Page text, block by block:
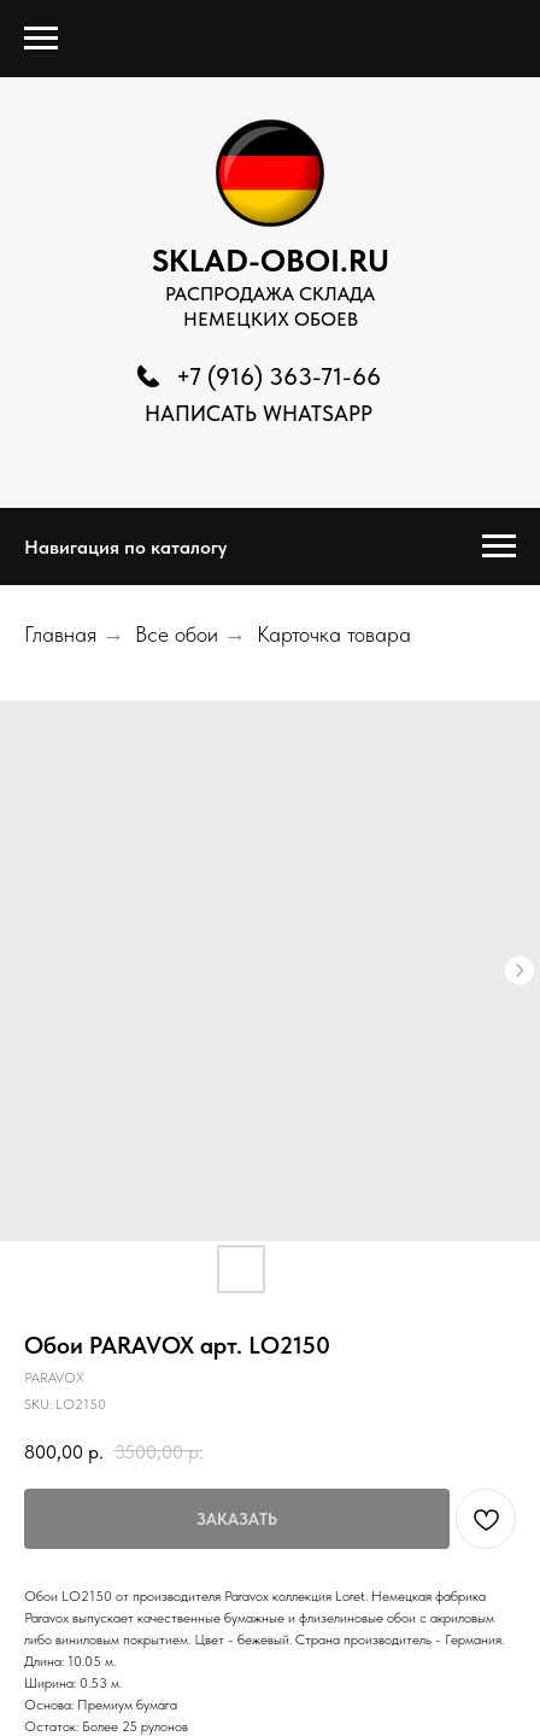
SKLAD-OBOI.RU
РАСПРОДАЖА СКЛАДА
НЕМЕЦКИХ ОБОЕВ
+7 (916) 363-71-66
НАПИСАТЬ WHATSAPP
Навигация по каталогу
Главная → Все обои → Карточка товара
Обои PARAVOX арт. LO2150
PARAVOX
SKU: LO2150
800,00 р. 3500,00 р.
ЗАКАЗАТЬ
Обои LO2150 от производителя Paravox коллекция Loret. Немецкая фабрика
Paravox выпускает качественные бумажные и флизелиновые обои с акриловым
либо виниловым покрытием. Цвет - бежевый. Страна производитель - Германия.
Длина: 10.05 м.
Ширина: 0.53 м.
Основа: Премиум бумага
Остаток: Более 25 рулонов